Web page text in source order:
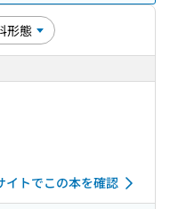
イトでこの本を確認